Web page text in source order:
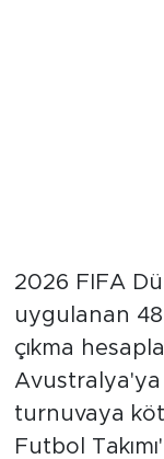
2026 FIFA
uygulanan
çıkma
turnuvaya
Futbol